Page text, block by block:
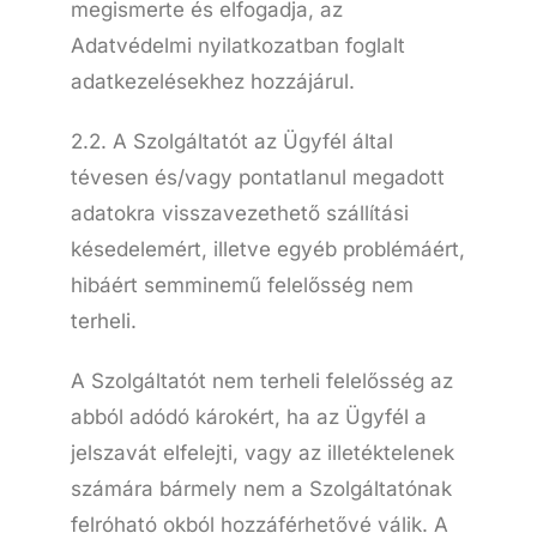
megismerte és elfogadja, az
Adatvédelmi nyilatkozatban foglalt
adatkezelésekhez hozzájárul.
2.2. A Szolgáltatót az Ügyfél által
tévesen és/vagy pontatlanul megadott
adatokra visszavezethető szállítási
késedelemért, illetve egyéb problémáért,
hibáért semminemű felelősség nem
terheli.
A Szolgáltatót nem terheli felelősség az
abból adódó károkért, ha az Ügyfél a
jelszavát elfelejti, vagy az illetéktelenek
számára bármely nem a Szolgáltatónak
felróható okból hozzáférhetővé válik. A